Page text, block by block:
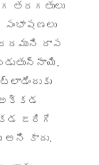
తరగతులు
సంభాషణలు
దాస
.
అక్కడ
జరిగే
కాదు.